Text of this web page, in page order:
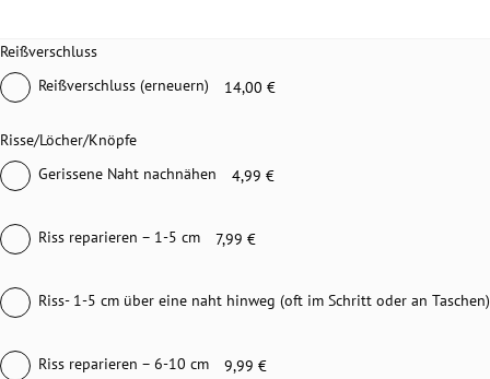
Reißverschluss
Reißverschluss (erneuern)
14,00 €
Risse/Löcher/Knöpfe
Gerissene Naht nachnähen
4,99 €
Riss reparieren – 1-5 cm 7,99 €
Riss- 1-5 cm über eine naht hinweg (oft im Schritt oder an Taschen)
Riss reparieren – 6-10 cm 9,99 €